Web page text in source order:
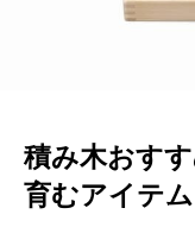
積み木おす
育むアイテム